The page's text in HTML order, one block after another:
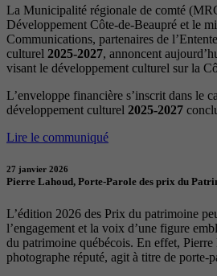
La Municipalité régionale de comté
Développement Côte-de-Beaupré et le
Communications, partenaires de
culturel 2025-2027, annoncent
visant le développement culturel sur la
L’enveloppe financière s’inscrit dans le
développement culturel 2025-2027
Lire le communiqué
27 janvier 2026
Pierre Lahoud, Porte-Parole des prix du
L’édition 2026 des Prix du patrimoine
l’engagement et la voix d’une figure
du patrimoine québécois. En effet,
photographe réputé, agit à titre de porte-